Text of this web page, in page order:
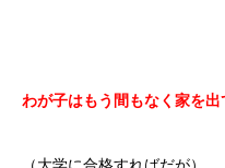
わが子はもう間もなく家を出
（大学に合格すればだが）